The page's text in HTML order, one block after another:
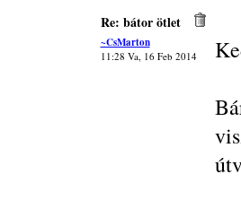
Re: bátor ötlet
~CsMarton
11:28 Va, 16 Feb 2014